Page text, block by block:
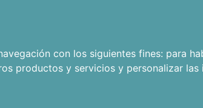
con los siguientes fines: para
productos y servicios y personalizar las